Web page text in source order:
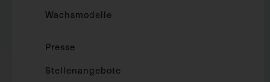
Wachsmodelle
Presse
Stellenangebote